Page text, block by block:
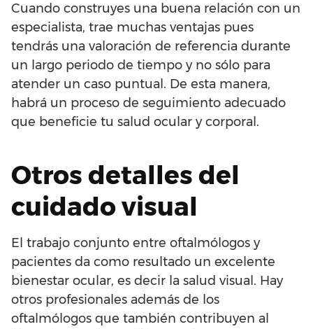
Cuando construyes una buena relación con un
especialista, trae muchas ventajas pues
tendrás una valoración de referencia durante
un largo periodo de tiempo y no sólo para
atender un caso puntual. De esta manera,
habrá un proceso de seguimiento adecuado
que beneficie tu salud ocular y corporal.
Otros detalles del
cuidado visual
El trabajo conjunto entre oftalmólogos y
pacientes da como resultado un excelente
bienestar ocular, es decir la salud visual. Hay
otros profesionales además de los
oftalmólogos que también contribuyen al